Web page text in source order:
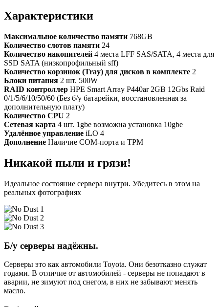
Характеристики
Максимальное количество памяти 768GB
Количество слотов памяти 24
Количество накопителей 4 места LFF SAS/SATA, 4 места для
SSD SATA (низкопрофильный sff)
Количество корзинок (Tray) для дисков в комплекте 2
Блоки питания 2 шт. 500W
RAID контроллер HPE Smart Array P440ar 2GB 12Gbs Raid
0/1/5/6/10/50/60 (Без б/у батарейки, восстановленная за
дополнительную плату)
Количество CPU 2
Сетевая карта 4 шт. 1gbe возможна установка 10gbe
Удалённое управление iLO 4
Дополнение Наличие COM-порта и TPM
Никакой пыли и грязи!
Идеальное состояние сервера внутри. Убедитесь в этом на
реальных фотографиях
Б/у серверы надёжны.
Серверы это как автомобили Toyota. Они безотказно служат
годами. В отличие от автомобилей - серверы не попадают в
аварии, не зимуют под снегом, в них не забывают менять
масло.